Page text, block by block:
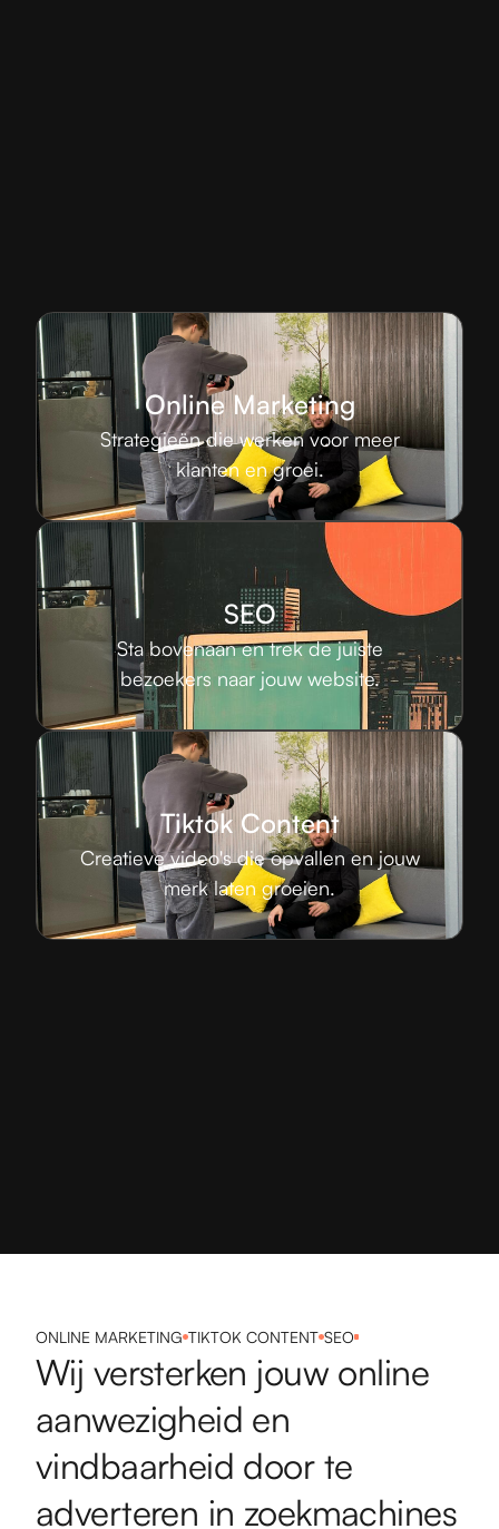
Online Marketing
Strategieën die werken voor meer
klanten en groei.
SEO
Sta bovenaan en trek de juiste
bezoekers naar jouw website.
Tiktok Content
Creatieve video's die opvallen en jouw
merk laten groeien.
ONLINE MARKETING TIKTOK CONTENT SEO
Wij versterken jouw online
aanwezigheid en
vindbaarheid door te
adverteren in zoekmachines